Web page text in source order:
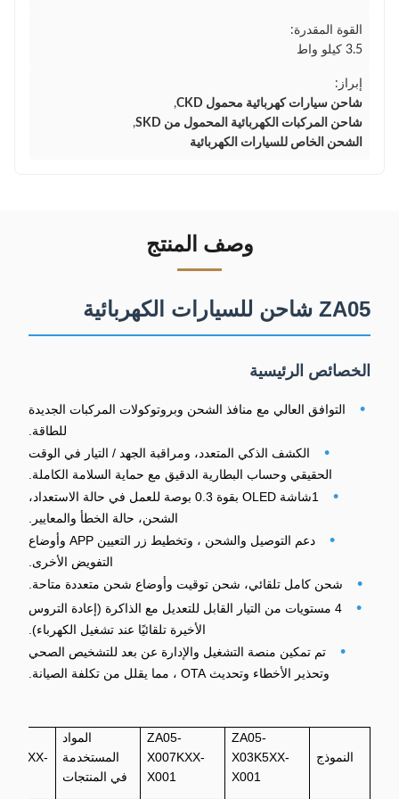
القوة المقدرة:
3.5 كيلو واط
إبراز:
شاحن سيارات كهربائية محمول CKD
,
شاحن المركبات الكهربائية المحمول من SKD
,
الشحن الخاص للسيارات الكهربائية
وصف المنتج
ZA05 شاحن للسيارات الكهربائية
الخصائص الرئيسية
•
التوافق العالي مع منافذ الشحن وبروتوكولات المركبات الجديدة
للطاقة.
•
الكشف الذكي المتعدد، ومراقبة الجهد / التيار في الوقت
الحقيقي وحساب البطارية الدقيق مع حماية السلامة الكاملة.
•
1شاشة OLED بقوة 0.3 بوصة للعمل في حالة الاستعداد،
الشحن، حالة الخطأ والمعايير.
•
دعم التوصيل والشحن ، وتخطيط زر التعيين APP وأوضاع
التفويض الأخرى.
• شحن كامل تلقائي، شحن توقيت وأوضاع شحن متعددة متاحة.
•
4 مستويات من التيار القابل للتعديل مع الذاكرة (إعادة التروس
الأخيرة تلقائيًا عند تشغيل الكهرباء).
•
تم تمكين منصة التشغيل والإدارة عن بعد للتشخيص الصحي
وتحذير الأخطاء وتحديث OTA ، مما يقلل من تكلفة الصيانة.
النموذج
ZA05-
X03K5XX-
X001
ZA05-
X007KXX-
X001
المواد
المستخدمة
في المنتجات